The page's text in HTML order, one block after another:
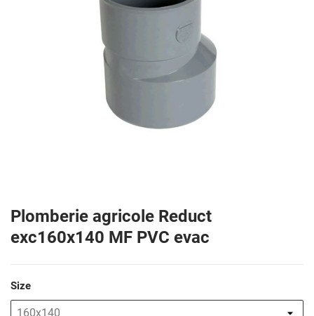
Plomberie agricole Reduct
exc160x140 MF PVC evac
Size